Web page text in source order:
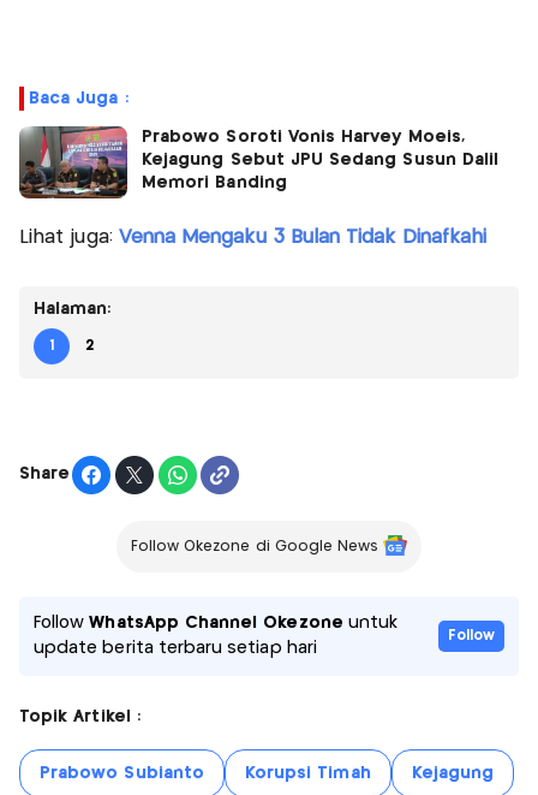
Baca Juga :
Prabowo Soroti Vonis Harvey Moeis,
Kejagung Sebut JPU Sedang Susun Dalil
Memori Banding
Lihat juga: Venna Mengaku 3 Bulan Tidak Dinafkahi
Halaman:
1 2
Share
Follow Okezone di Google News
FollowWhatsApp Channel Okezone untuk
update berita terbaru setiap hari
Follow
Topik Artikel :
Prabowo Subianto Korupsi Timah Kejagung